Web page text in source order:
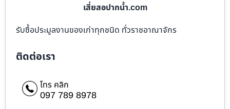
เสี่ยสอปากน้ำ.com
รับซื้อประมูลงานของเก่าทุกชนิด ทั่วราชอาณาจักร
ติดต่อเรา
โทร คลิก
097 789 8978